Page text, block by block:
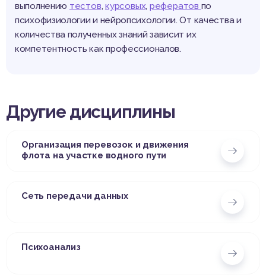
выполнению тестов, курсовых, рефератов по
психофизиологии и нейропсихологии. От качества и
количества полученных знаний зависит их
компетентность как профессионалов.
Другие дисциплины
Организация перевозок и движения
флота на участке водного пути
Сеть передачи данных
Психоанализ